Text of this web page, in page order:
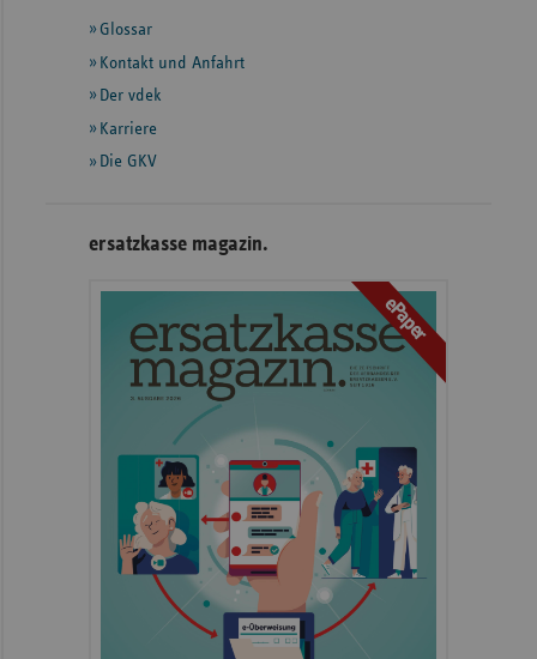
weiteren
Informationen
Glossar
Kontakt und Anfahrt
Der vdek
Karriere
Die GKV
ersatzkasse magazin.
ePaper